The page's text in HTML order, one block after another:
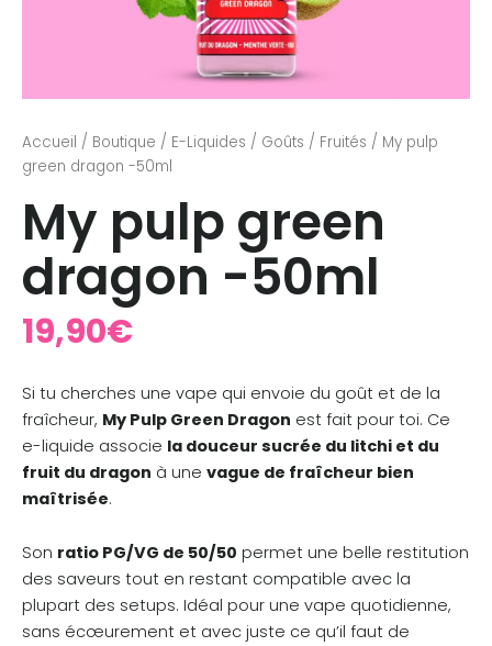
Accueil / Boutique / E-Liquides / Goûts / Fruités / My pulp
green dragon -50ml
My pulp green
dragon -50ml
19,90€
Si tu cherches une vape qui envoie du goût et de la
fraîcheur, My Pulp Green Dragon est fait pour toi. Ce
e-liquide associe la douceur sucrée du litchi et du
fruit du dragon à une vague de fraîcheur bien
maîtrisée.
Son ratio PG/VG de 50/50 permet une belle restitution
des saveurs tout en restant compatible avec la
plupart des setups. Idéal pour une vape quotidienne,
sans écœurement et avec juste ce qu’il faut de